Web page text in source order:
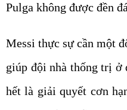
Pulga không được đền
Messi thực sự cần một
giúp đội nhà thống trị ở
hết là giải quyết cơn